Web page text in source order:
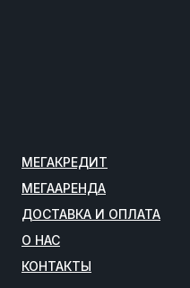
МЕГАКРЕДИТ
МЕГААРЕНДА
ДОСТАВКА И ОПЛАТА
О НАС
КОНТАКТЫ